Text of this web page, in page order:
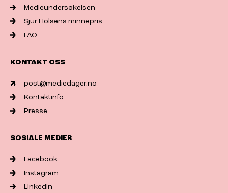
Medieundersøkelsen
Sjur Holsens minnepris
FAQ
KONTAKT OSS
post@mediedager.no
Kontaktinfo
Presse
SOSIALE MEDIER
Facebook
Instagram
LinkedIn